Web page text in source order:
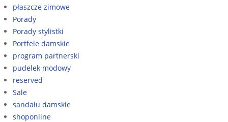
płaszcze zimowe
Porady
Porady stylistki
Portfele damskie
program partnerski
pudelek modowy
reserved
Sale
sandału damskie
shoponline